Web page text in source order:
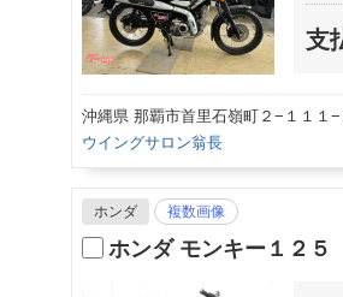
支
沖縄県 那覇市首里石嶺町２−１１１−
ウイングサロン翁長
ホンダ 複数画像
ホンダ モンキー１２５